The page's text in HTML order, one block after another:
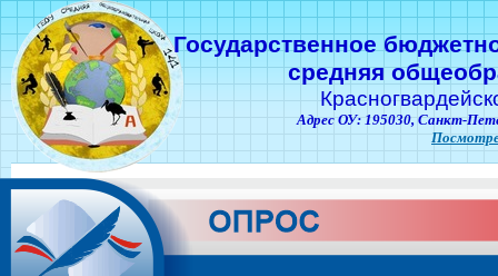
Государственное
средняя
Адрес ОУ: 195030, Санкт-